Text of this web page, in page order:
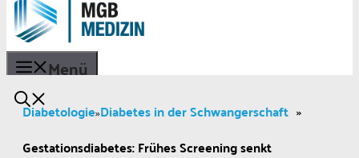
Menü
Diabetologie»Diabetes in der Schwangerschaft »
Gestationsdiabetes: Frühes Screening senkt